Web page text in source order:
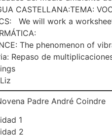
CASTELLANA:TEMA:
We will work a
The phenomenon of
Repaso de
Padre André Coindre
1
2